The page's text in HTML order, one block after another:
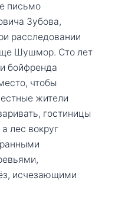
письмо
Зубова,
расследовании
Шушмор. Сто лет
бойфренда
чтобы
жители
гостиницы
лес вокруг
исчезающими